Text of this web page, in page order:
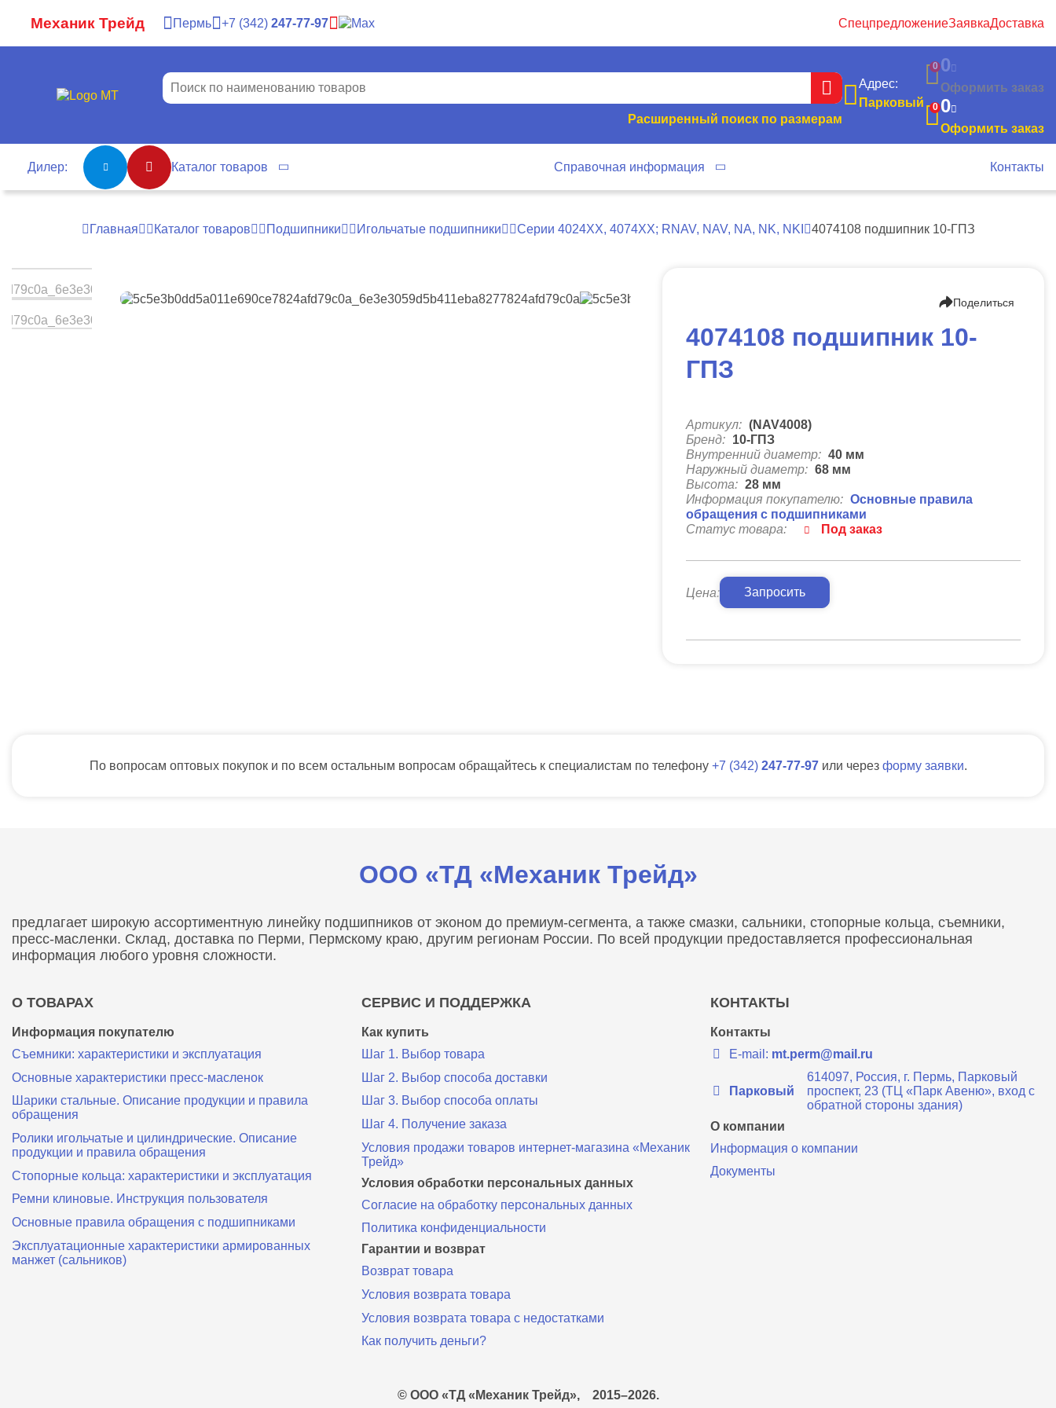
Механик Трейд Пермь 7 342 247-77-97 СпецпредложениеЗаявкаДоставка
Расширенный поиск по размерам
Адрес:
Парковый
0 0
Оформить заказ
0 0
Оформить заказ
Дилер: Каталог товаров Справочная информация Контакты
Главная Каталог товаров Подшипники Игольчатые подшипники Серии 4024ХХ, 4074ХХ; RNAV, NAV, NA, NK, NKI 4074108 подшипник 10-ГПЗ
Поделиться
4074108 подшипник 10-
ГПЗ
Артикул: (NAV4008)
Бренд: 10-ГПЗ
Внутренний диаметр: 40 мм
Наружный диаметр: 68 мм
Высота: 28 мм
Информация покупателю: Основные правила
обращения с подшипниками
Статус товара:
Под заказ
Цена: Запросить
По вопросам оптовых покупок и по всем остальным вопросам обращайтесь к специалистам по телефону 7 342 247-77-97 или через форму заявки.
ООО «ТД «Механик Трейд»
предлагает широкую ассортиментную линейку подшипников от эконом до премиум-сегмента, а также смазки, сальники, стопорные кольца, съемники,
пресс-масленки. Склад, доставка по Перми, Пермскому краю, другим регионам России. По всей продукции предоставляется профессиональная
информация любого уровня сложности.
О ТОВАРАХ
Информация покупателю
Съемники: характеристики и эксплуатация
Основные характеристики пресс‑масленок
Шарики стальные. Описание продукции и правила
обращения
Ролики игольчатые и цилиндрические. Описание
продукции и правила обращения
Стопорные кольца: характеристики и эксплуатация
Ремни клиновые. Инструкция пользователя
Основные правила обращения с подшипниками
Эксплуатационные характеристики армированных
манжет (сальников)
СЕРВИС И ПОДДЕРЖКА
Как купить
Шаг 1. Выбор товара
Шаг 2. Выбор способа доставки
Шаг 3. Выбор способа оплаты
Шаг 4. Получение заказа
Условия продажи товаров интернет-магазина «Механик
Трейд»
Условия обработки персональных данных
Согласие на обработку персональных данных
Политика конфиденциальности
Гарантии и возврат
Возврат товара
Условия возврата товара
Условия возврата товара с недостатками
Как получить деньги?
КОНТАКТЫ
Контакты
E-mail: mt.perm@mail.ru
Парковый
614097, Россия, г. Пермь, Парковый
проспект, 23 (ТЦ «Парк Авеню», вход с
обратной стороны здания)
О компании
Информация о компании
Документы
© ООО «ТД «Механик Трейд», 2015–2026.